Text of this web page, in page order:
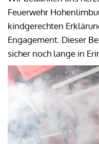
Feuerwehr
kindgerechten
Engagement. Dieser
sicher noch lange in